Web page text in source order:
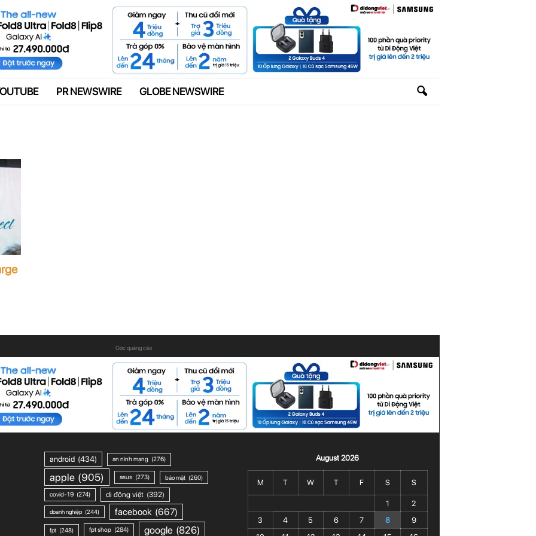
Quảng cáo
PR NEWSWIRE GLOBE NEWSWIRE
Góc quảng cáo
android (434) an ninh mạng (276)
apple (905) asus (273) bảo mật (260)
covid-19 (274) di động việt (392)
doanh nghiệp (244) facebook (667)
fpt (248) fpt shop (284) google (826)
August 2026
M T W T F S S
1
2
3
4 5 6 7 8
9